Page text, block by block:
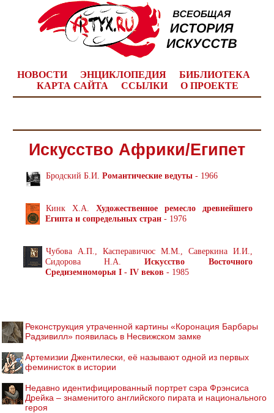
НОВОСТИ ЭНЦИКЛОПЕДИЯ
БИБЛИОТЕКА
КАРТА САЙТА
ССЫЛКИ О ПРОЕКТЕ
Искусство Африки/Египет
Бродский Б.И. Романтические ведуты- 1966
Кинк X.А. Художественное ремесло древнейшего
Египта и сопредельных стран- 1976
Чубова А.П., Касперавичюс М.М., Саверкина И.И.,
Сидорова Н.А.Искусство Восточного
Средиземноморья I - IV веков - 1985
Реконструкция утраченной картины «Коронация Барбары
Радзивилл» появилась в Несвижском замке
Артемизии Джентилески, её называют одной из первых
феминисток в истории
Недавно идентифицированный портрет сэра Фрэнсиса
Дрейка – знаменитого английского пирата и национального
героя